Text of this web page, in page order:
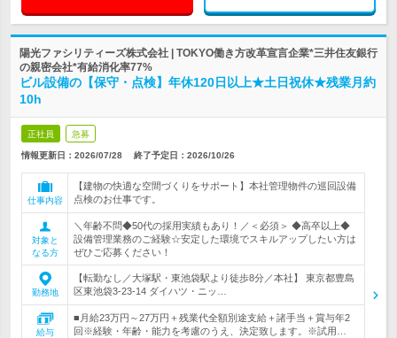
陽光ファシリティーズ株式会社 | TOKYO働き方改革宣言企業*三井住友銀行
の親密会社*有給消化率77%
ビル設備の【保守・点検】年休120日以上★土日祝休★残業月約
10h
正社員 急募
情報更新日：2026/07/28 終了予定日： 2026/10/26
仕事内容
【建物の快適な空間づくりをサポート】本社管理物件の巡回設備
点検のお仕事です。
対象と
なる方
＼年齢不問◆50代の採用実績もあり！／＜必須＞ ◆高卒以上◆
設備管理業務のご経験☆安定した環境でスキルアップしたい方は
ぜひご応募ください！
勤務地
【転勤なし／大塚駅・東池袋駅より徒歩8分／本社】 東京都豊島
区東池袋3-23-14 ダイハツ・ニッ…
給与
■月給23万円～27万円＋残業代全額別途支給＋諸手当＋賞与年2
回※経験・年齢・能力を考慮のうえ、決定致します。※試用…